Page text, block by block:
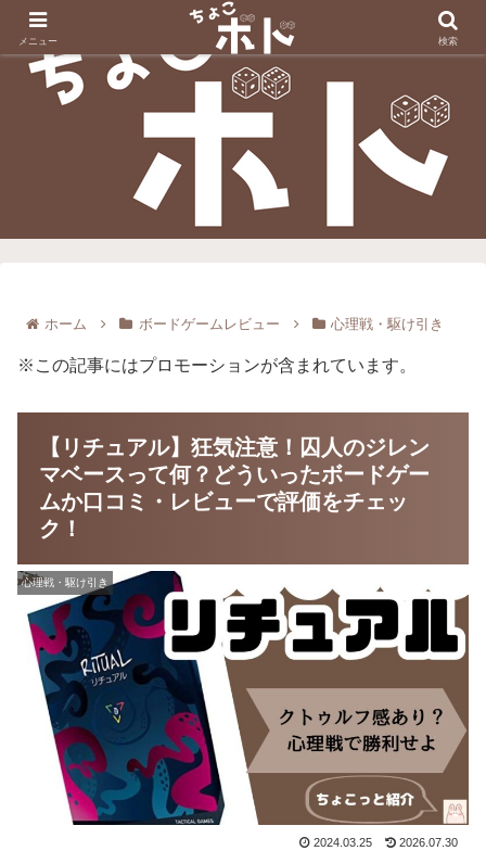
ホーム ボードゲームレビュー 心理戦・駆け引き
※この記事にはプロモーションが含まれています。
【リチュアル】狂気注意！囚人のジレン
マベースって何？どういったボードゲー
ムか口コミ・レビューで評価をチェッ
ク！
心理戦・駆け引き
2024.03.25 2026.07.30
メニュー 検索